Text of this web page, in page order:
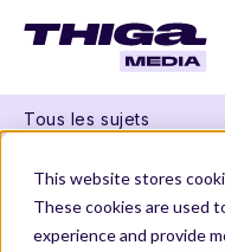
This website stores
These cookies are used
experience and provide
Tous les sujets
Thiga Media